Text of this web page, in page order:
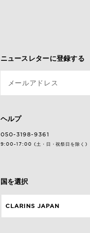
ニュースレターに登録する
メールアドレス
ヘルプ
050-3198-9361
9:00-17:00 (土・日・祝祭日を除く)
国を選択
CLARINS JAPAN